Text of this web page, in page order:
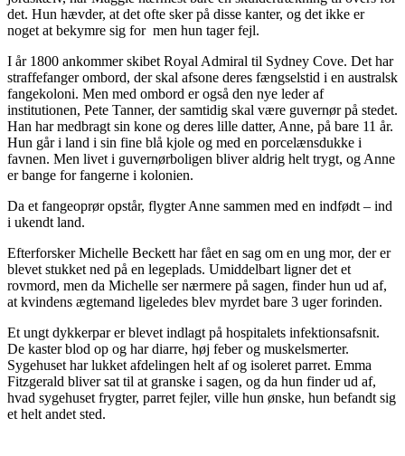
det. Hun hævder, at det ofte sker på disse kanter, og det ikke er
noget at bekymre sig for ­ men hun tager fejl.
I år 1800 ankommer skibet Royal Admiral til Sydney Cove. Det har
straffefanger ombord, der skal afsone deres fængselstid i en australsk
fangekoloni. Men med ombord er også den nye leder af
institutionen, Pete Tanner, der samtidig skal være guvernør på stedet.
Han har medbragt sin kone og deres lille datter, Anne, på bare 11 år.
Hun går i land i sin fine blå kjole og med en porcelænsdukke i
favnen. Men livet i guvernørboligen bliver aldrig helt trygt, og Anne
er bange for fangerne i kolonien.
Da et fangeoprør opstår, flygter Anne sammen med en indfødt – ind
i ukendt land.
Efterforsker Michelle Beckett har fået en sag om en ung mor, der er
blevet stukket ned på en legeplads. Umiddelbart ligner det et
rovmord, men da Michelle ser nærmere på sagen, finder hun ud af,
at kvindens ægtemand ligeledes blev myrdet bare 3 uger forinden.
Et ungt dykkerpar er blevet indlagt på hospitalets infektionsafsnit.
De kaster blod op og har diarre, høj feber og muskelsmerter.
Sygehuset har lukket afdelingen helt af og isoleret parret. Emma
Fitzgerald bliver sat til at granske i sagen, og da hun finder ud af,
hvad sygehuset frygter, parret fejler, ville hun ønske, hun befandt sig
et helt andet sted.